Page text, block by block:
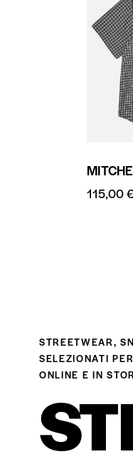
115,00
STREETWEAR,
SELEZIONATI
ONLINE E IN